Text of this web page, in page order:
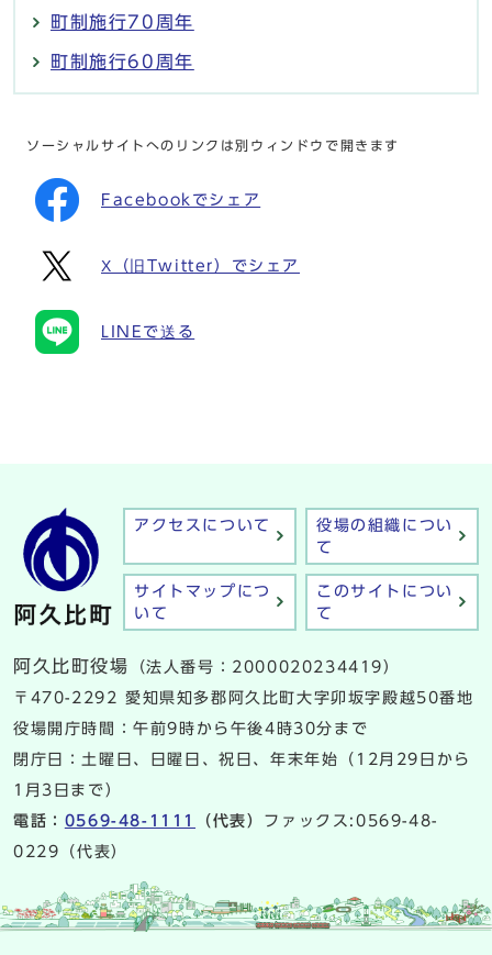
町制施行70周年
町制施行60周年
ソーシャルサイトへのリンクは別ウィンドウで開きます
Facebookでシェア
X（旧Twitter）でシェア
LINEで送る
アクセスについて
役場の組織につい
て
サイトマップにつ
いて
このサイトについ
て
阿久比町役場
（法人番号：2000020234419）
〒470-2292 愛知県知多郡阿久比町大字卯坂字殿越50番地
役場開庁時間：午前9時から午後4時30分まで
閉庁日：土曜日、日曜日、祝日、年末年始（12月29日から
1月3日まで）
電話： 0569-48-1111 （代表） ファックス:0569-48-
0229（代表）